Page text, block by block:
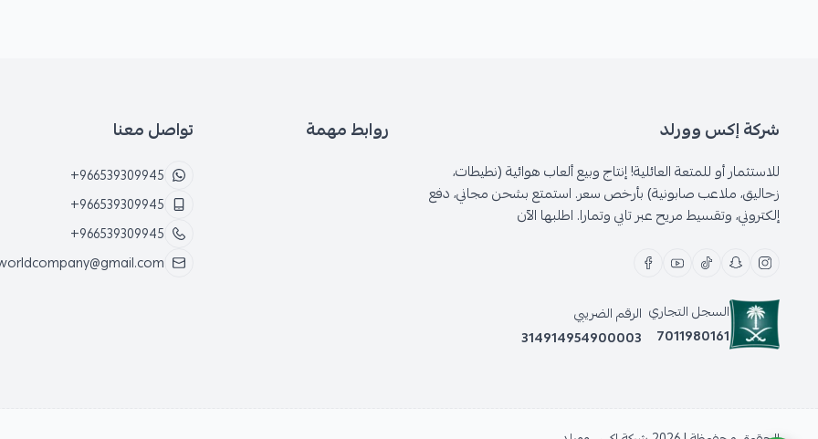
شركة إكس وورلد
للاستثمار أو للمتعة العائلية! إنتاج وبيع ألعاب هوائية (نطيطات،
زحاليق، ملاعب صابونية) بأرخص سعر. استمتع بشحن مجاني، دفع
إلكتروني، وتقسيط مريح عبر تابي وتمارا. اطلبها الآن
السجل التجاري
7011980161
الرقم الضريبي
314914954900003
روابط مهمة تواصل معنا
+966539309945
+966539309945
+966539309945